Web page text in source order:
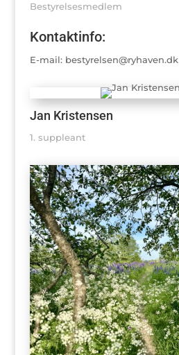
Bestyrelsesmedlem
Kontaktinfo:
E-mail: bestyrelsen@ryhaven.dk
Jan Kristensen
1. suppleant